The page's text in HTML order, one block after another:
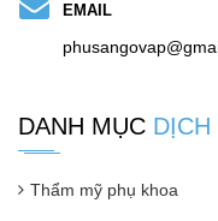
EMAIL
DANH MỤC DỊCH
Thẩm mỹ phụ khoa